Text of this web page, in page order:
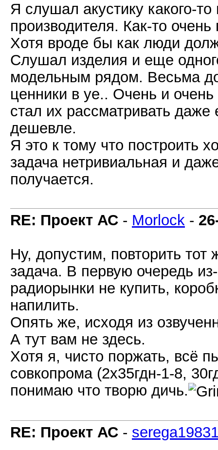
Я слушал акустику какого-
производителя. Как-то
Хотя вроде бы как люди
Слушал изделия и еще
модельным рядом. Весьма
ценники в уе.. Очень и
стал их рассматривать
дешевле.
Я это к тому что построить
задача нетривиальная и
получается.
RE: Проект АС - Morlock -
Ну, допустим, повторить
задача. В первую очередь
радиорынки не купить,
напилить.
Опять же, исходя из
А тут вам не здесь.
Хотя я, чисто поржать, всё
совкопрома (2х35гдн-1-8,
понимаю что творю дичь.
RE: Проект АС -